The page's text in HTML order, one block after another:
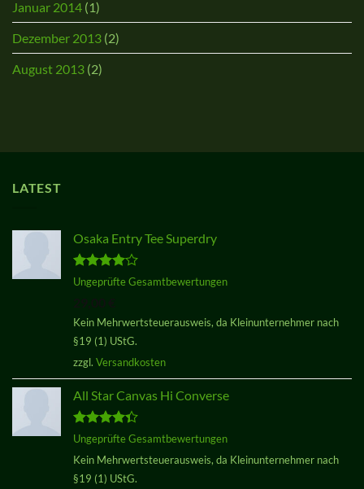
Januar 2014 (1)
Dezember 2013 (2)
August 2013 (2)
LATEST
Osaka Entry Tee Superdry
Bewertet
mit 4.00
Ungeprüfte Gesamtbewertungen
Kein Mehrwertsteuerausweis, da Kleinunternehmer nach
§19 (1) UStG.
zzgl. Versandkosten
All Star Canvas Hi Converse
Bewertet
von 5
Ungeprüfte Gesamtbewertungen
Kein Mehrwertsteuerausweis, da Kleinunternehmer nach
§19 (1) UStG.